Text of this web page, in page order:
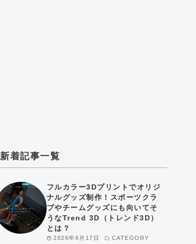
新着記事一覧
2026年6月17日 CATEGORY
フルカラー3Dプリントでオリジ
ナルグッズ制作！スポーツクラ
ブやチームグッズにも向いてそ
うなTrend 3D（トレンド3D）
とは？